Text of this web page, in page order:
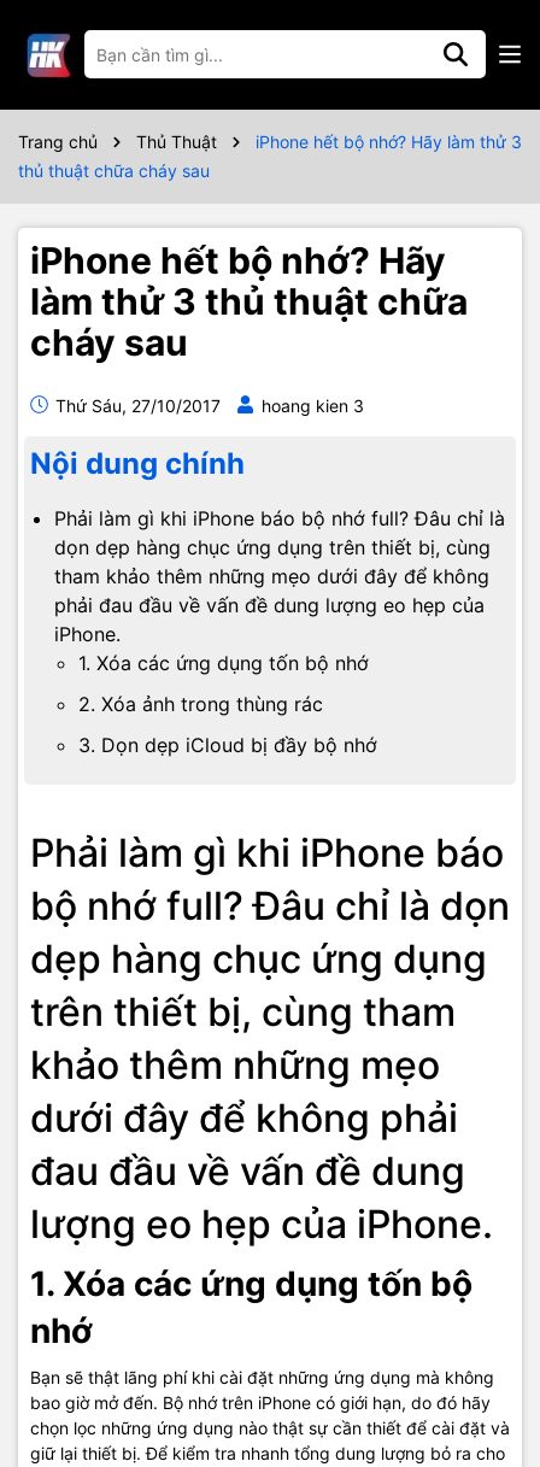
Trang chủ Thủ Thuật
iPhone hết bộ nhớ? Hãy làm thử 3
thủ thuật chữa cháy sau
iPhone hết bộ nhớ? Hãy
làm thử 3 thủ thuật chữa
cháy sau
Thứ Sáu, 27/10/2017 hoang kien 3
Nội dung chính
Phải làm gì khi iPhone báo bộ nhớ full? Đâu chỉ là
dọn dẹp hàng chục ứng dụng trên thiết bị, cùng
tham khảo thêm những mẹo dưới đây để không
phải đau đầu về vấn đề dung lượng eo hẹp của
iPhone.
1. Xóa các ứng dụng tốn bộ nhớ
2. Xóa ảnh trong thùng rác
3. Dọn dẹp iCloud bị đầy bộ nhớ
Phải làm gì khi iPhone báo
bộ nhớ full? Đâu chỉ là dọn
dẹp hàng chục ứng dụng
trên thiết bị, cùng tham
khảo thêm những mẹo
dưới đây để không phải
đau đầu về vấn đề dung
lượng eo hẹp của iPhone.
1. Xóa các ứng dụng tốn bộ
nhớ
Bạn sẽ thật lãng phí khi cài đặt những ứng dụng mà không
bao giờ mở đến. Bộ nhớ trên iPhone có giới hạn, do đó hãy
chọn lọc những ứng dụng nào thật sự cần thiết để cài đặt và
giữ lại thiết bị. Để kiểm tra nhanh tổng dung lượng bỏ ra cho